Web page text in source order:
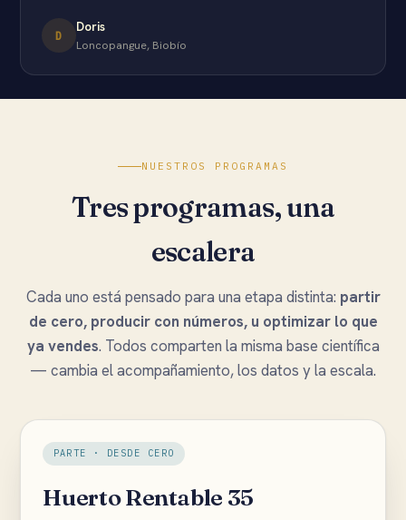
D
Doris
Loncopangue, Biobío
NUESTROS PROGRAMAS
Tres programas, una
escalera
Cada uno está pensado para una etapa distinta: partir
de cero, producir con números, u optimizar lo que
ya vendes. Todos comparten la misma base científica
— cambia el acompañamiento, los datos y la escala.
PARTE · DESDE CERO
Huerto Rentable 35